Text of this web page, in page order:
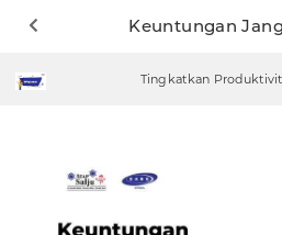
Tingkatkan